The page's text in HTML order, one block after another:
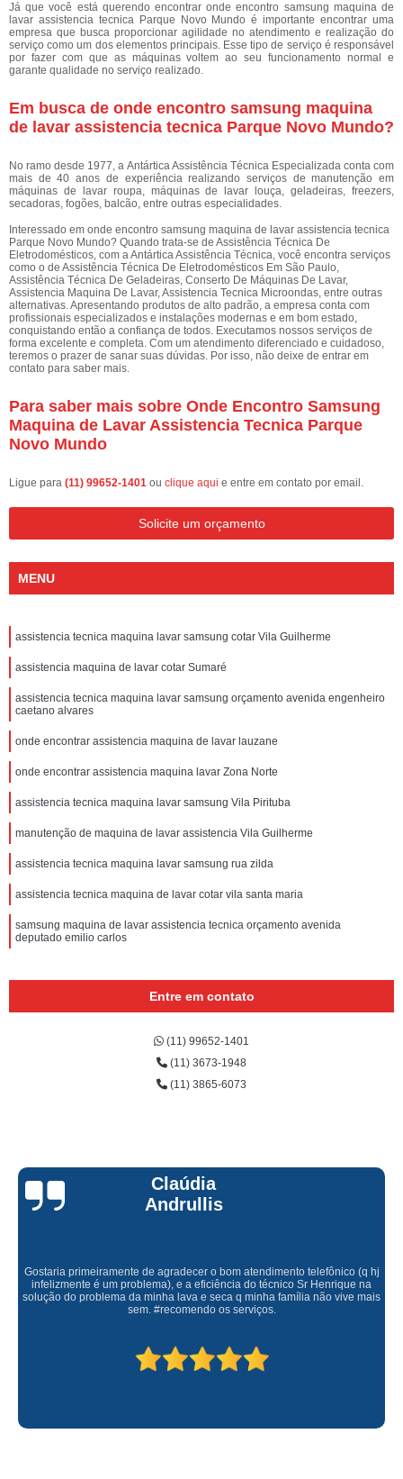
Já que você está querendo encontrar onde encontro samsung maquina de
lavar assistencia tecnica Parque Novo Mundo é importante encontrar uma
empresa que busca proporcionar agilidade no atendimento e realização do
serviço como um dos elementos principais. Esse tipo de serviço é responsável
por fazer com que as máquinas voltem ao seu funcionamento normal e
garante qualidade no serviço realizado.
Em busca de onde encontro samsung maquina
de lavar assistencia tecnica Parque Novo Mundo?
No ramo desde 1977, a Antártica Assistência Técnica Especializada conta com
mais de 40 anos de experiência realizando serviços de manutenção em
máquinas de lavar roupa, máquinas de lavar louça, geladeiras, freezers,
secadoras, fogões, balcão, entre outras especialidades.
Interessado em onde encontro samsung maquina de lavar assistencia tecnica
Parque Novo Mundo? Quando trata-se de Assistência Técnica De
Eletrodomésticos, com a Antártica Assistência Técnica, você encontra serviços
como o de Assistência Técnica De Eletrodomésticos Em São Paulo,
Assistência Técnica De Geladeiras, Conserto De Máquinas De Lavar,
Assistencia Maquina De Lavar, Assistencia Tecnica Microondas, entre outras
alternativas. Apresentando produtos de alto padrão, a empresa conta com
profissionais especializados e instalações modernas e em bom estado,
conquistando então a confiança de todos. Executamos nossos serviços de
forma excelente e completa. Com um atendimento diferenciado e cuidadoso,
teremos o prazer de sanar suas dúvidas. Por isso, não deixe de entrar em
contato para saber mais.
Para saber mais sobre Onde Encontro Samsung
Maquina de Lavar Assistencia Tecnica Parque
Novo Mundo
Ligue para (11) 99652-1401 ou clique aqui e entre em contato por email.
Solicite um orçamento
MENU
assistencia tecnica maquina lavar samsung cotar Vila Guilherme
assistencia maquina de lavar cotar Sumaré
assistencia tecnica maquina lavar samsung orçamento avenida engenheiro
caetano alvares
onde encontrar assistencia maquina de lavar lauzane
onde encontrar assistencia maquina lavar Zona Norte
assistencia tecnica maquina lavar samsung Vila Pirituba
manutenção de maquina de lavar assistencia Vila Guilherme
assistencia tecnica maquina lavar samsung rua zilda
assistencia tecnica maquina de lavar cotar vila santa maria
samsung maquina de lavar assistencia tecnica orçamento avenida
deputado emilio carlos
Entre em contato
(11) 99652-1401
(11) 3673-1948
(11) 3865-6073
Claúdia
Andrullis
Gostaria primeiramente de agradecer o bom atendimento telefônico (q hj
infelizmente é um problema), e a eficiência do técnico Sr Henrique na
solução do problema da minha lava e seca q minha família não vive mais
sem. #recomendo os serviços.